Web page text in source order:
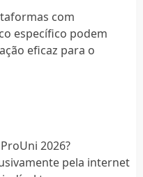
com
específico podem
eficaz para o
2026?
pela internet